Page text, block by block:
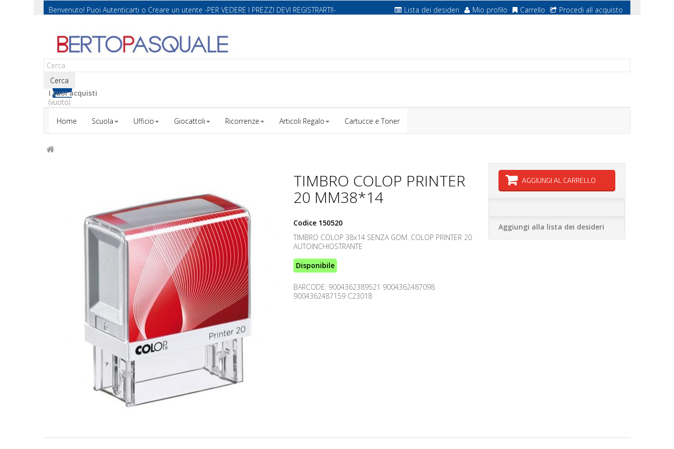
Benvenuto! Puoi Autenticarti o Creare un utente -PER VEDERE I PREZZI DEVI REGISTRARTI!- Lista dei desideri Mio profilo Carrello Procedi all acquisto
Cerca
I tuoi acquisti
(vuoto)
Home
Scuola Ufficio Giocattoli Ricorrenze Articoli Regalo Cartucce e Toner
TIMBRO COLOP PRINTER
20 MM38*14
Codice 150520
TIMBRO COLOP 38x14 SENZA GOM. COLOP PRINTER 20
AUTOINCHIOSTRANTE
Disponibile
BARCODE: 9004362389521 9004362487098
9004362487159 C23018
AGGIUNGI AL CARRELLO
Aggiungi alla lista dei desideri